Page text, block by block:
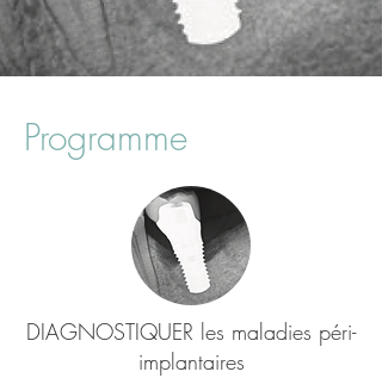
Programme
DIAGNOSTIQUER les maladies péri-
implantaires